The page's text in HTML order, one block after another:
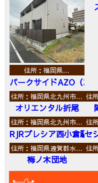
住所：福岡県…
パークサイドAZO（エ
住所：福岡県北九州市…
オリエンタル折尾
住
住所：福岡県北九州市…
RJRプレシア西小倉駅前
住
セ
住所：福岡県遠賀郡水…
梅ノ木団地
住